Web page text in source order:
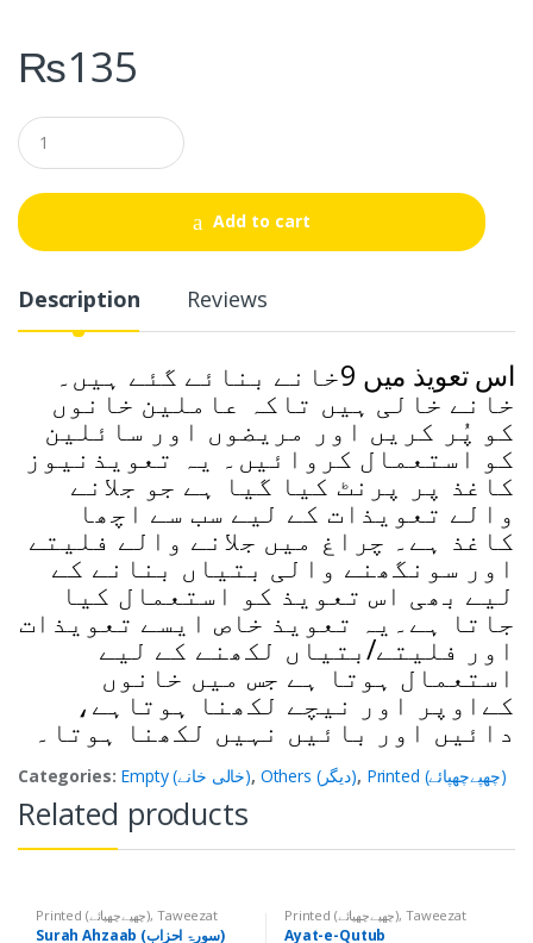
₨135
Q
u
a
t
i
Add to cart
Description Reviews
اس تعویذ میں 9خانے بنائے گئے ہیں۔
خانے خالی ہیں تاکہ عاملین خانوں
کو پُر کریں اور مریضوں اور سائلین
کو استعمال کروائیں۔ یہ تعویذنیوز
کاغذ پر پرنٹ کیا گیا ہے جو جلانے
والے تعویذات کے لیے سب سے اچھا
کاغذ ہے۔ چراغ میں جلانے والے فلیتے
اور سونگھنے والی بتیاں بنانے کے
لیے بھی اس تعویذ کو استعمال کیا
جاتا ہے۔یہ تعویذ خاص ایسے تعویذات
اور فلیتے/بتیاں لکھنے کے لیے
استعمال ہوتا ہے جس میں خانوں
کےاوپر اور نیچے لکھنا ہوتاہے،
دائیں اور بائیں نہیں لکھنا ہوتا۔
Categories: Empty (خالی خانے), Others (دیگر), Printed (چھپےچھپائے)
Related products
Printed (چھپےچھپائے), Taweezat
Surah Ahzaab (سورۃ احزاب)
Printed (چھپےچھپائے), Taweezat
Ayat-e-Qutub